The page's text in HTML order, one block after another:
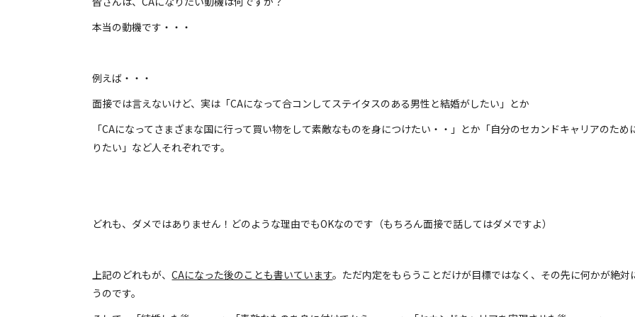
本当の動機です・・・
例えば・・・
面接では言えないけど、実は「CAになって合コンしてステイタスのある男性と結婚がしたい」とか
「CAになってさまざまな国に行って買い物をして素敵なものを身につけたい・・」とか「自分のセカンドキャリアのため
りたい」など人それぞれです。
どれも、ダメではありません！どのような理由でもOKなのです（もちろん面接で話してはダメですよ）
上記のどれもが、CAになった後のことも書いています。ただ内定をもらうことだけが目標ではなく、その先に何かが絶対
うのです。